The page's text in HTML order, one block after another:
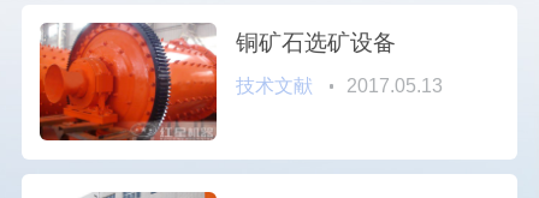
铜矿石选矿设备
技术文献 2017.05.13